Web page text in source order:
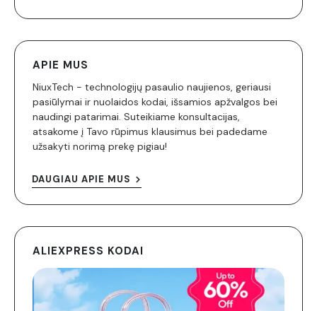
APIE MUS
NiuxTech - technologijų pasaulio naujienos, geriausi
pasiūlymai ir nuolaidos kodai, išsamios apžvalgos bei
naudingi patarimai. Suteikiame konsultacijas,
atsakome į Tavo rūpimus klausimus bei padedame
užsakyti norimą prekę pigiau!
DAUGIAU APIE MUS
ALIEXPRESS KODAI